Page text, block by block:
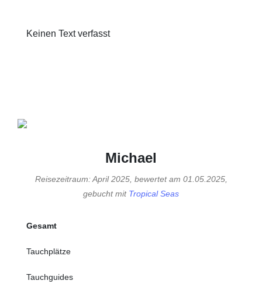
Keinen Text verfasst
Michael
Reisezeitraum: April 2025, bewertet am 01.05.2025,
gebucht mit Tropical Seas
Gesamt
Tauchplätze
Tauchguides